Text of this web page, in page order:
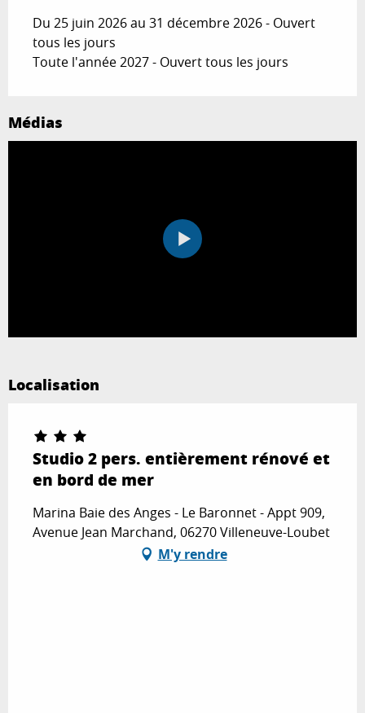
Du 25 juin 2026 au 31 décembre 2026 - Ouvert
tous les jours
Toute l'année 2027 - Ouvert tous les jours
Médias
Localisation
Studio 2 pers. entièrement rénové et
en bord de mer
Marina Baie des Anges - Le Baronnet - Appt 909,
Avenue Jean Marchand, 06270 Villeneuve-Loubet
M'y rendre